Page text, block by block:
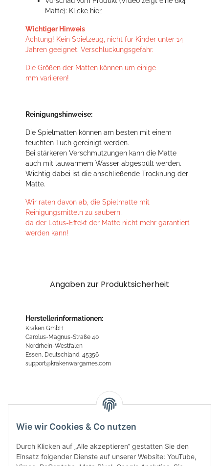
Matte): Klicke hier
Wichtiger Hinweis
Achtung! Kein Spielzeug, nicht für Kinder unter 14
Jahren geeignet. Verschluckungsgefahr.
Die Größen der Matten können um einige
mm variieren!
Reinigungshinweise:
Die Spielmatten können am besten mit einem
feuchten Tuch gereinigt werden.
Bei stärkeren Verschmutzungen kann die Matte
auch mit lauwarmem Wasser abgespült werden.
Wichtig dabei ist die anschließende Trocknung der
Matte.
Wir raten davon ab, die Spielmatte mit
Reinigungsmitteln zu säubern,
da der Lotus-Effekt der Matte nicht mehr garantiert
werden kann!
Angaben zur Produktsicherheit
Herstellerinformationen:
Kraken GmbH
Carolus-Magnus-Straße 40
Nordrhein-Westfalen
Essen, Deutschland, 45356
support@krakenwargames.com
Wie wir Cookies & Co nutzen
Durch Klicken auf „Alle akzeptieren“ gestatten Sie den
Einsatz folgender Dienste auf unserer Website: YouTube,